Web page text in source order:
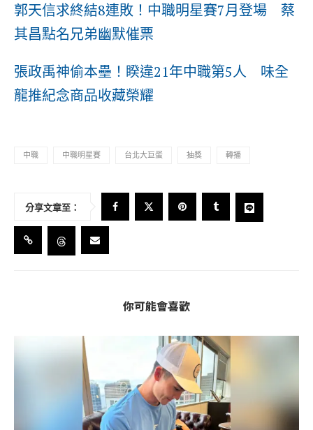
郭天信求終結8連敗！中職明星賽7月登場 蔡
其昌點名兄弟幽默催票
張政禹神偷本壘！睽違21年中職第5人 味全
龍推紀念商品收藏榮耀
中職 中職明星賽 台北大巨蛋 抽獎 轉播
分享文章至：
你可能會喜歡